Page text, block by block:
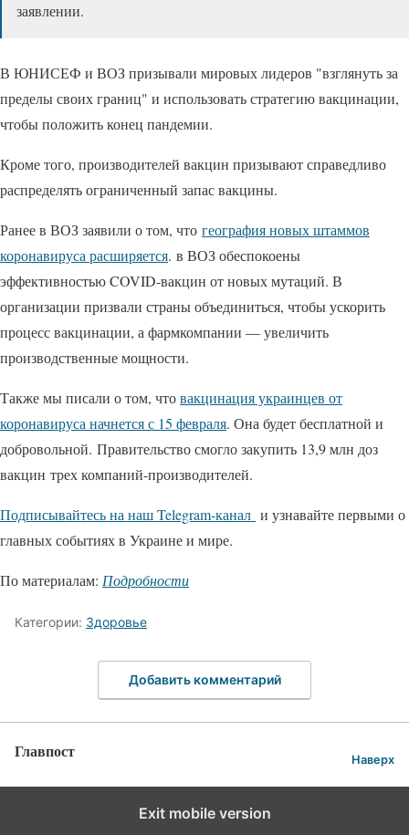
заявлении.
В ЮНИСЕФ и ВОЗ призывали мировых лидеров "взглянуть за
пределы своих границ" и использовать стратегию вакцинации,
чтобы положить конец пандемии.
Кроме того, производителей вакцин призывают справедливо
распределять ограниченный запас вакцины.
Ранее в ВОЗ заявили о том, что география новых штаммов
коронавируса расширяется. в ВОЗ обеспокоены
эффективностью COVID-вакцин от новых мутаций. В
организации призвали страны объединиться, чтобы ускорить
процесс вакцинации, а фармкомпании — увеличить
производственные мощности.
Также мы писали о том, чтовакцинация украинцев от
коронавируса начнется с 15 февраля. Она будет бесплатной и
добровольной. Правительство смогло закупить 13,9 млн доз
вакцин трех компаний-производителей.
Подписывайтесь на наш Telegram-канал и узнавайте первыми о
главных событиях в Украине и мире.
По материалам: Подробности
Категории: Здоровье
Добавить комментарий
Главпост Наверх
Exit mobile version